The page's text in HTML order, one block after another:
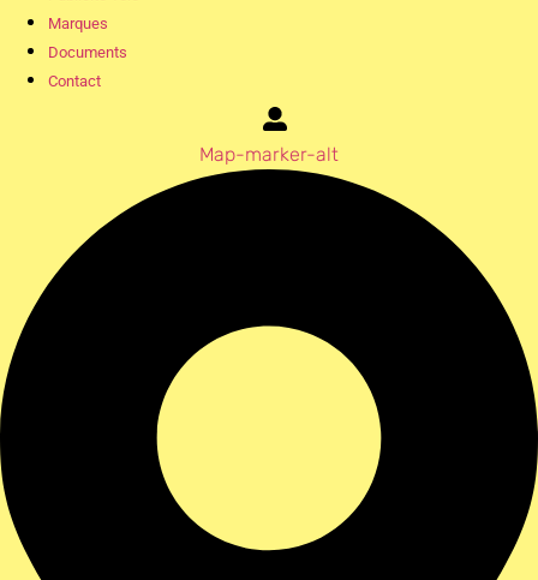
Marques
Documents
Contact
Map-marker-alt